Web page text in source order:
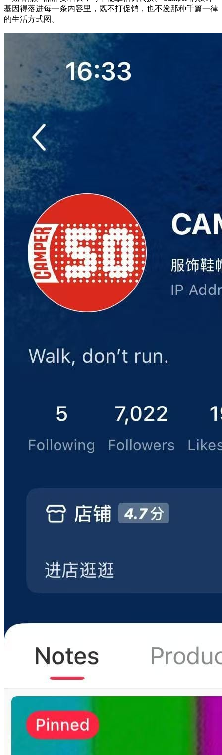
基因得落进每一条内容里，既不打促销，也不发那种千篇一律
的生活方式图。